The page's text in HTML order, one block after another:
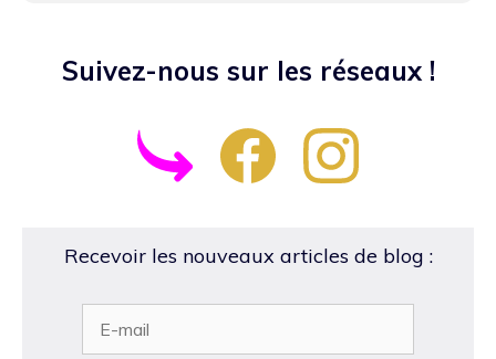
Suivez-nous sur les réseaux !
Recevoir les nouveaux articles de blog :